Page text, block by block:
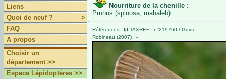
Liens
Quoi de neuf ?
>
FAQ
A propos
Choisir un
département >>
Espace Lépidoptères >>
Nourriture de la chenille :
Prunus (spinosa, mahaleb)
Références : Id TAXREF : n°219760 / Guide
Robineau (2007) : -